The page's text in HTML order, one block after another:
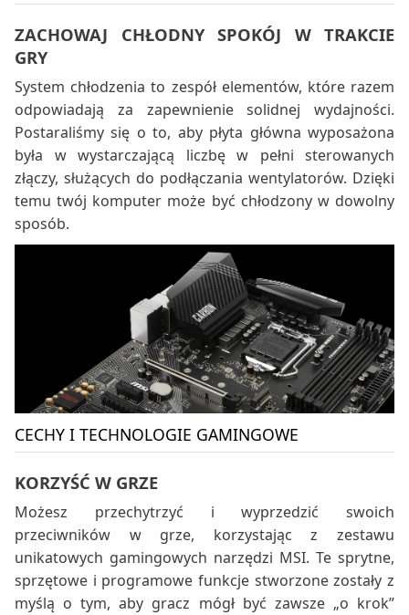
ZACHOWAJ CHŁODNY SPOKÓJ W TRAKCIE
GRY
System chłodzenia to zespół elementów, które razem
odpowiadają za zapewnienie solidnej wydajności.
Postaraliśmy się o to, aby płyta główna wyposażona
była w wystarczającą liczbę w pełni sterowanych
złączy, służących do podłączania wentylatorów. Dzięki
temu twój komputer może być chłodzony w dowolny
sposób.
CECHY I TECHNOLOGIE GAMINGOWE
KORZYŚĆ W GRZE
Możesz przechytrzyć i wyprzedzić swoich
przeciwników w grze, korzystając z zestawu
unikatowych gamingowych narzędzi MSI. Te sprytne,
sprzętowe i programowe funkcje stworzone zostały z
myślą o tym, aby gracz mógł być zawsze „o krok”